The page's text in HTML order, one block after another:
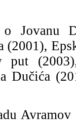
Jovanu
(2001),
put
Dučića